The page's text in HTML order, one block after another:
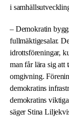
i
– Demokratin
fullmäktigesalar.
idrottsföreningar,
man får lära sig att
omgivning.
demokratins
demokratins
säger Stina